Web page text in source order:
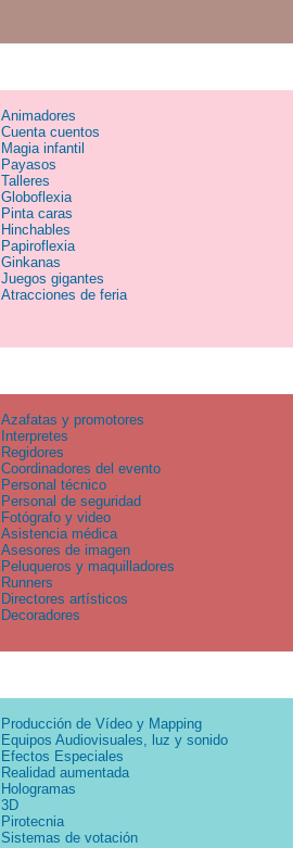
Animadores
Cuenta cuentos
Magia infantil
Payasos
Talleres
Globoflexia
Pinta caras
Hinchables
Papiroflexia
Ginkanas
Juegos gigantes
Atracciones de feria
Azafatas y promotores
Interpretes
Regidores
Coordinadores del evento
Personal técnico
Personal de seguridad
Fotógrafo y video
Asistencia médica
Asesores de imagen
Peluqueros y maquilladores
Runners
Directores artísticos
Decoradores
Producción de Vídeo y Mapping
Equipos Audiovisuales, luz y sonido
Efectos Especiales
Realidad aumentada
Hologramas
3D
Pirotecnia
Sistemas de votación